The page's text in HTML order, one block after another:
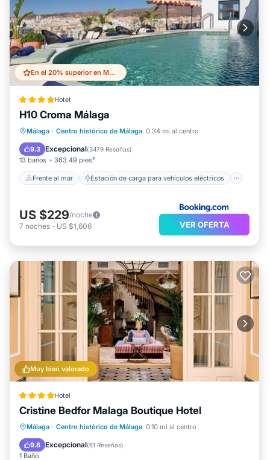
En el 20% superior en Malaga Historic Centre
Hotel
H10 Croma Málaga
Málaga · Centro histórico de Málaga 0.34 mi al centro
9.3 Excepcional(3479 Reseñas)
13 baños 363.49 pies²
Frente al mar Estación de carga para vehículos eléctricos
Frente al mar
Estación de carga para vehículos eléctricos
Aparcamiento
Piscina
US $229/noche
7 noches - US $1,606 VER OFERTA
Muy bien valorado
Hotel
Cristine Bedfor Malaga Boutique Hotel
Málaga · Centro histórico de Málaga 0.10 mi al centro
9.8 Excepcional(61 Reseñas)
1 Baño
Desayuno
Cocina
Aire acondicionado